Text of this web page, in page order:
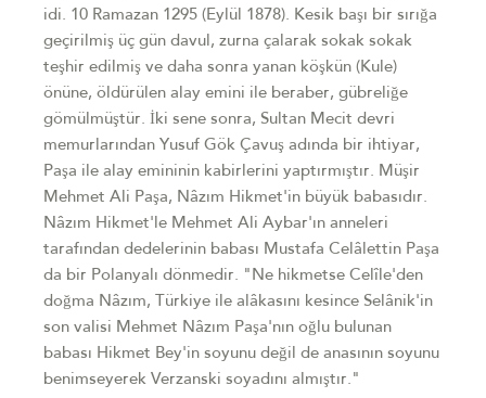
idi. 10 Ramazan 1295 (Eylül 1878). Kesik başı bir sırığa
geçirilmiş üç gün davul, zurna çalarak sokak sokak
teşhir edilmiş ve daha sonra yanan köşkün (Kule)
önüne, öldürülen alay emini ile beraber, gübreliğe
gömülmüştür. İki sene sonra, Sultan Mecit devri
memurlarından Yusuf Gök Çavuş adında bir ihtiyar,
Paşa ile alay emininin kabirlerini yaptırmıştır. Müşir
Mehmet Ali Paşa, Nâzım Hikmet'in büyük babasıdır.
Nâzım Hikmet'le Mehmet Ali Aybar'ın anneleri
tarafından dedelerinin babası Mustafa Celâlettin Paşa
da bir Polanyalı dönmedir. "Ne hikmetse Celîle'den
doğma Nâzım, Türkiye ile alâkasını kesince Selânik'in
son valisi Mehmet Nâzım Paşa'nın oğlu bulunan
babası Hikmet Bey'in soyunu değil de anasının soyunu
benimseyerek Verzanski soyadını almıştır."